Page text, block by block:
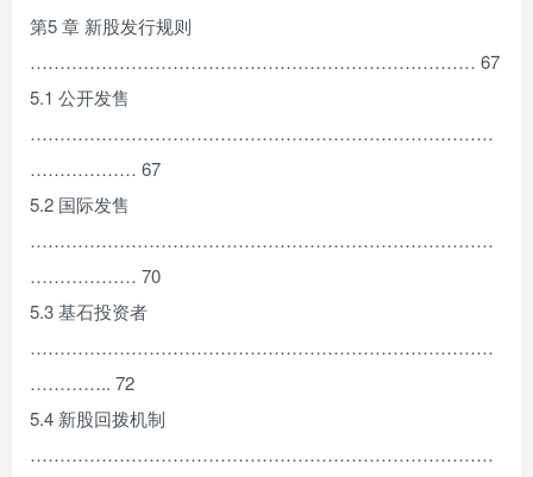
第5 章 新股发行规则
………………………………………………………………… 67
5.1 公开发售
……………………………………………………………………
……………… 67
5.2 国际发售
……………………………………………………………………
……………… 70
5.3 基石投资者
……………………………………………………………………
………….. 72
5.4 新股回拨机制
……………………………………………………………………